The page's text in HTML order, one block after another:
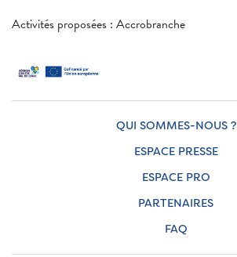
Activités proposées : Accrobranche
QUI SOMMES-NOUS ?
ESPACE PRESSE
ESPACE PRO
PARTENAIRES
FAQ